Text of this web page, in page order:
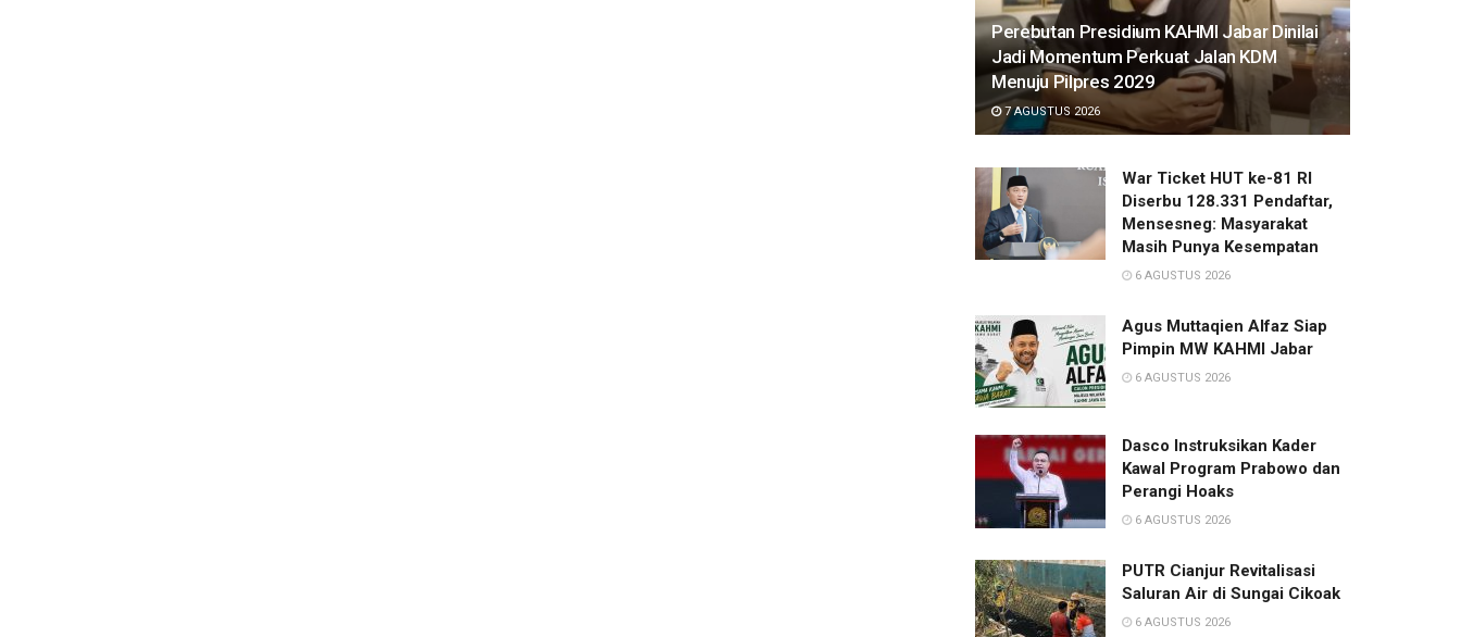
Perebutan Presidium KAHMI Jabar Dinilai
Jadi Momentum Perkuat Jalan KDM
Menuju Pilpres 2029
7 AGUSTUS 2026
War Ticket HUT ke-81 RI
Diserbu 128.331 Pendaftar,
Mensesneg: Masyarakat
Masih Punya Kesempatan
6 AGUSTUS 2026
Agus Muttaqien Alfaz Siap
Pimpin MW KAHMI Jabar
6 AGUSTUS 2026
Dasco Instruksikan Kader
Kawal Program Prabowo dan
Perangi Hoaks
6 AGUSTUS 2026
PUTR Cianjur Revitalisasi
Saluran Air di Sungai Cikoak
6 AGUSTUS 2026